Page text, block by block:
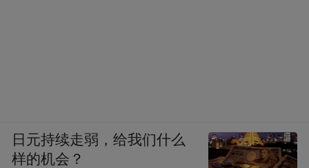
日元持续走弱，给我们什么
样的机会？